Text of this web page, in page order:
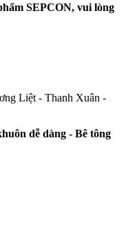
SEPCON, vui lòng
Liệt - Thanh Xuân -
dễ dàng - Bê tông